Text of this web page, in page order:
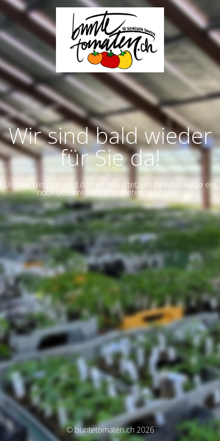
Wir sind bald wieder
für Sie da!
Unsere Website wird derzeit gewartet, um Ihnen in Kürze ein
noch besseres Erlebnis bieten zu können.
© buntetomaten.ch 2026